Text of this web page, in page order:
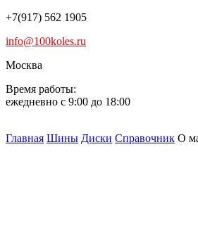
+7(917) 562 1905
info@100koles.ru
Москва
Время работы:
ежедневно с 9:00 до 18:00
Главная Шины Диски Справочник О